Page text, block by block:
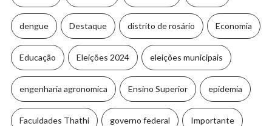
dengue Destaque distrito de rosário Economia
Educação Eleições 2024 eleições municipais
engenharia agronomica Ensino Superior epidemia
Faculdades Thathi governo federal Importante